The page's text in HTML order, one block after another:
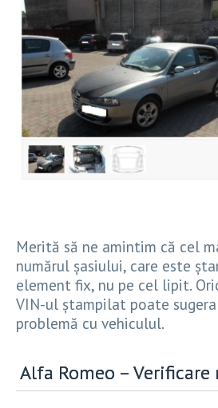
Merită să ne amintim că cel
numărul șasiului, care este
element fix, nu pe cel lipit.
VIN-ul ștampilat poate
problemă cu vehiculul.
Alfa Romeo – Verificare